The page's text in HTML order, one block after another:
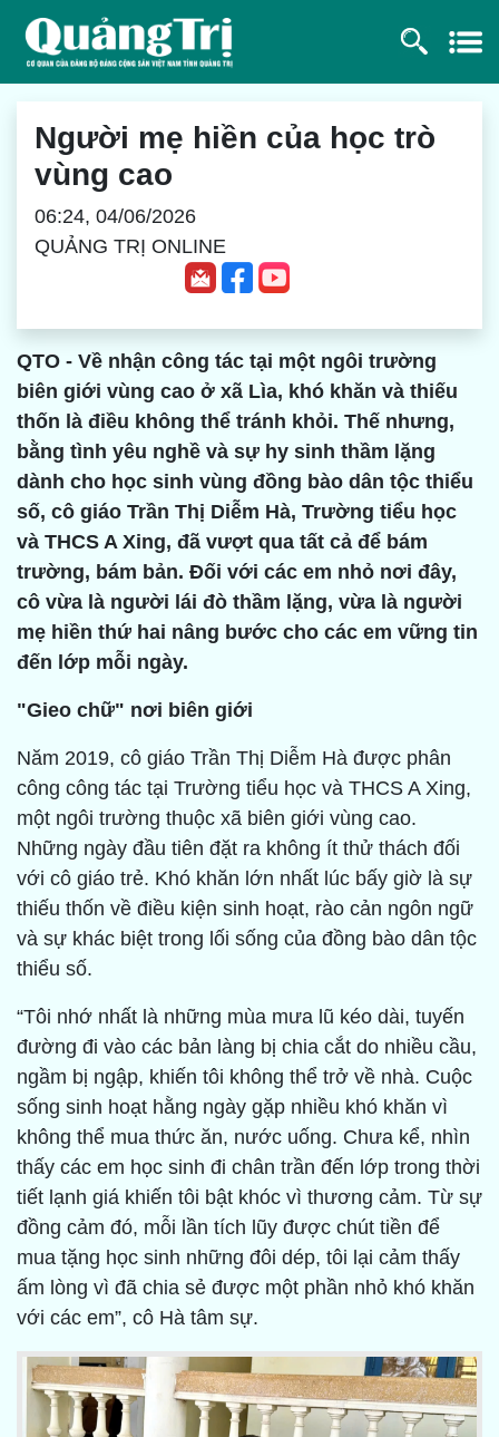
Người mẹ hiền của học trò
vùng cao
06:24, 04/06/2026
QUẢNG TRỊ ONLINE
QTO - Về nhận công tác tại một ngôi trường
biên giới vùng cao ở xã Lìa, khó khăn và thiếu
thốn là điều không thể tránh khỏi. Thế nhưng,
bằng tình yêu nghề và sự hy sinh thầm lặng
dành cho học sinh vùng đồng bào dân tộc thiểu
số, cô giáo Trần Thị Diễm Hà, Trường tiểu học
và THCS A Xing, đã vượt qua tất cả để bám
trường, bám bản. Đối với các em nhỏ nơi đây,
cô vừa là người lái đò thầm lặng, vừa là người
mẹ hiền thứ hai nâng bước cho các em vững tin
đến lớp mỗi ngày.
"Gieo chữ" nơi biên giới
Năm 2019, cô giáo Trần Thị Diễm Hà được phân
công công tác tại Trường tiểu học và THCS A Xing,
một ngôi trường thuộc xã biên giới vùng cao.
Những ngày đầu tiên đặt ra không ít thử thách đối
với cô giáo trẻ. Khó khăn lớn nhất lúc bấy giờ là sự
thiếu thốn về điều kiện sinh hoạt, rào cản ngôn ngữ
và sự khác biệt trong lối sống của đồng bào dân tộc
thiểu số.
“Tôi nhớ nhất là những mùa mưa lũ kéo dài, tuyến
đường đi vào các bản làng bị chia cắt do nhiều cầu,
ngầm bị ngập, khiến tôi không thể trở về nhà. Cuộc
sống sinh hoạt hằng ngày gặp nhiều khó khăn vì
không thể mua thức ăn, nước uống. Chưa kể, nhìn
thấy các em học sinh đi chân trần đến lớp trong thời
tiết lạnh giá khiến tôi bật khóc vì thương cảm. Từ sự
đồng cảm đó, mỗi lần tích lũy được chút tiền để
mua tặng học sinh những đôi dép, tôi lại cảm thấy
ấm lòng vì đã chia sẻ được một phần nhỏ khó khăn
với các em”, cô Hà tâm sự.